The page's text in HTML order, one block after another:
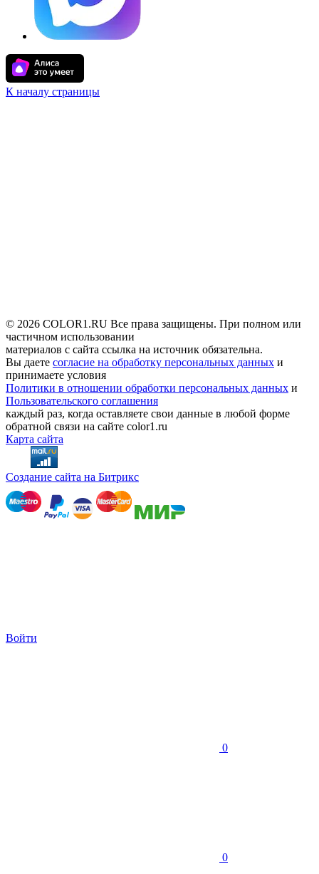
К началу страницы
© 2026 COLOR1.RU Все права защищены. При полном или
частичном использовании
материалов с сайта ссылка на источник обязательна.
Вы даете согласие на обработку персональных данных и
принимаете условия
Политики в отношении обработки персональных данных и
Пользовательского соглашения
каждый раз, когда оставляете свои данные в любой форме
обратной связи на сайте color1.ru
Карта сайта
Создание сайта на Битрикс
Войти
0
0